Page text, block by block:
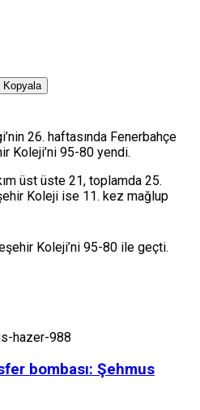
Kopyala
26. haftasında Fenerbahçe
Koleji’ni 95-80 yendi.
üst üste 21, toplamda 25.
Koleji ise 11. kez mağlup
Koleji’ni 95-80 ile geçti.
bombası: Şehmus